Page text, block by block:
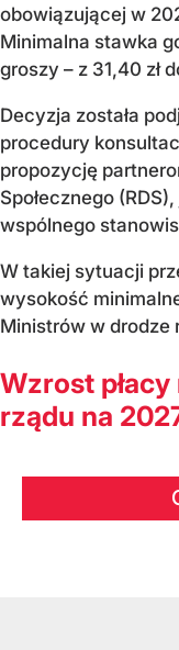
obowiązującej w
Minimalna stawka
groszy – z 31,40 zł
Decyzja została
procedury
propozycję
Społecznego
wspólnego
W takiej sytuacji
wysokość
Ministrów w drodze
Wzrost
rządu na